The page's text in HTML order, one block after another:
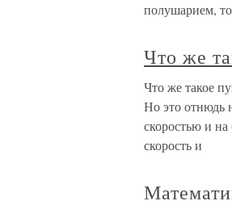
полушарием,
Что же
Что же такое
Но это отнюдь
скоростью и
скорость и